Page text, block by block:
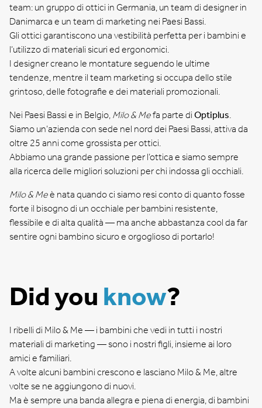
team: un gruppo di ottici in Germania, un team di designer in
Danimarca e un team di marketing nei Paesi Bassi.
Gli ottici garantiscono una vestibilità perfetta per i bambini e
l’utilizzo di materiali sicuri ed ergonomici.
I designer creano le montature seguendo le ultime
tendenze, mentre il team marketing si occupa dello stile
grintoso, delle fotografie e dei materiali promozionali.
Nei Paesi Bassi e in Belgio, Milo & Mefa parte di Optiplus.
Siamo un’azienda con sede nel nord dei Paesi Bassi, attiva da
oltre 25 anni come grossista per ottici.
Abbiamo una grande passione per l’ottica e siamo sempre
alla ricerca delle migliori soluzioni per chi indossa gli occhiali.
Milo & Meè nata quando ci siamo resi conto di quanto fosse
forte il bisogno di un occhiale per bambini resistente,
flessibile e di alta qualità — ma anche abbastanza cool da far
sentire ogni bambino sicuro e orgoglioso di portarlo!
Did you know?
I ribelli di Milo & Me — i bambini che vedi in tutti i nostri
materiali di marketing — sono i nostri figli, insieme ai loro
amici e familiari.
A volte alcuni bambini crescono e lasciano Milo & Me, altre
volte se ne aggiungono di nuovi.
Ma è sempre una banda allegra e piena di energia, di bambini